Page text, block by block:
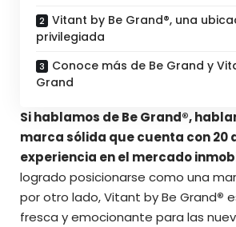
Vitant by Be Grand®, una
privilegiada
Conoce más de Be Grand y
Grand
Si hablamos de Be Grand®,
marca sólida que cuenta con 20
experiencia en el mercado
logrado posicionarse como una
por otro lado, Vitant by Be Grand®
fresca y emocionante para las